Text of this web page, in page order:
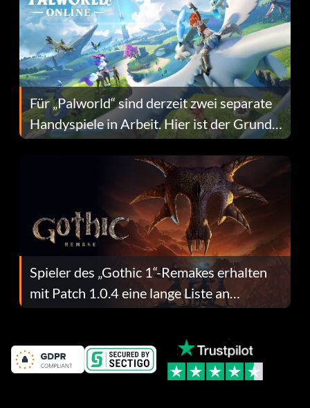
Für „Palworld“ sind derzeit zwei separate
Handyspiele in Arbeit. Hier ist der Grund
dafür.
Spieler des „Gothic 1“-Remakes erhalten
mit Patch 1.0.4 eine lange Liste an
Fehlerbehebungen